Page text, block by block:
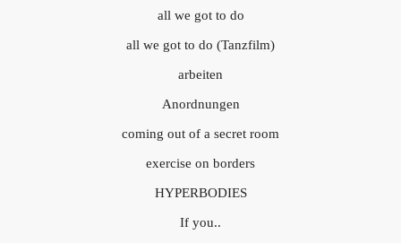
all we got to do
all we got to do (Tanzfilm)
arbeiten
Anordnungen
coming out of a secret room
exercise on borders
HYPERBODIES
If you..